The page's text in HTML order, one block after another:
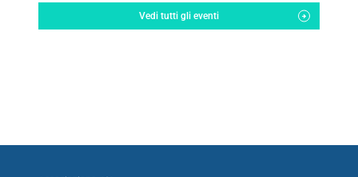
Vedi tutti gli eventi